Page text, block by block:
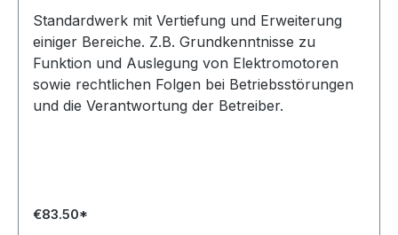
Standardwerk mit Vertiefung und Erweiterung
einiger Bereiche. Z.B. Grundkenntnisse zu
Funktion und Auslegung von Elektromotoren
sowie rechtlichen Folgen bei Betriebsstörungen
und die Verantwortung der Betreiber.
€83.50*